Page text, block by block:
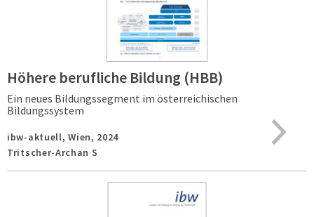
Höhere berufliche Bildung (HBB)
Ein neues Bildungssegment im österreichischen
Bildungssystem
ibw-aktuell,Wien, 2024
Tritscher-Archan S